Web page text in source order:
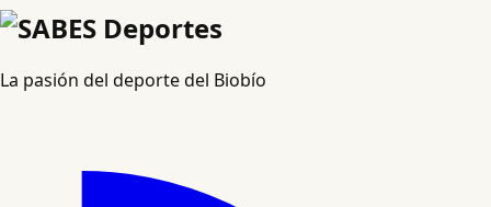
La pasión del deporte del Biobío